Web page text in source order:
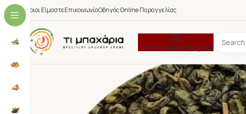
Ποιοι ΕίμαστεΕπικοινωνίαΟδηγός Online Παραγγελίας
Όλες Οι Κατηγορίες